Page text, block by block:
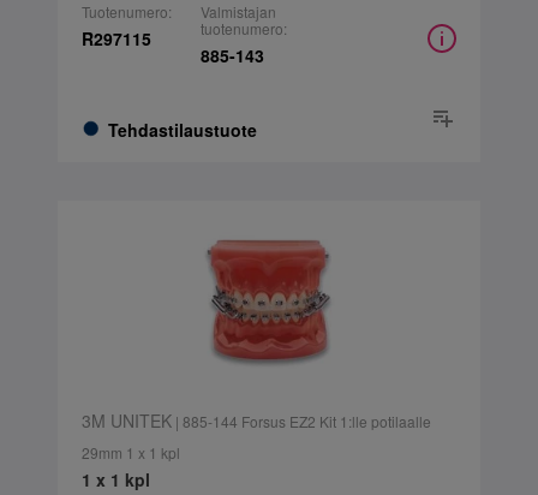
Tuotenumero:
R297115
Tehdastilaustuote
Valmistajan
tuotenumero:
885-143
3M UNITEK| 885-144 Forsus EZ2 Kit 1:lle potilaalle
29mm 1 x 1 kpl
1 x 1 kpl